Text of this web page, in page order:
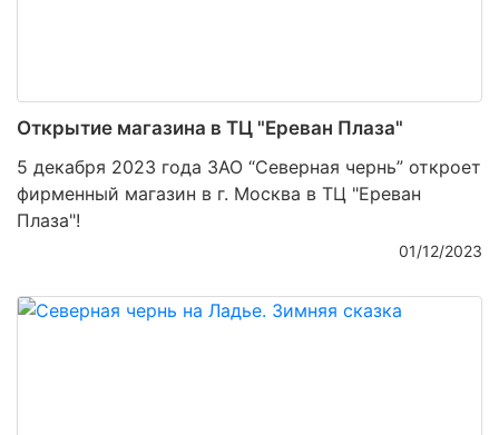
Открытие магазина в ТЦ "Ереван Плаза"
5 декабря 2023 года ЗАО “Северная чернь” откроет
фирменный магазин в г. Москва в ТЦ "Ереван
Плаза"!
01/12/2023